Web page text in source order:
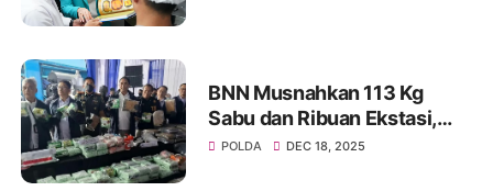
Pengetahuan
BNN Musnahkan 113 Kg
Sabu dan Ribuan Ekstasi,
Selamatkan 690 Ribu Jiwa
POLDA DEC 18, 2025